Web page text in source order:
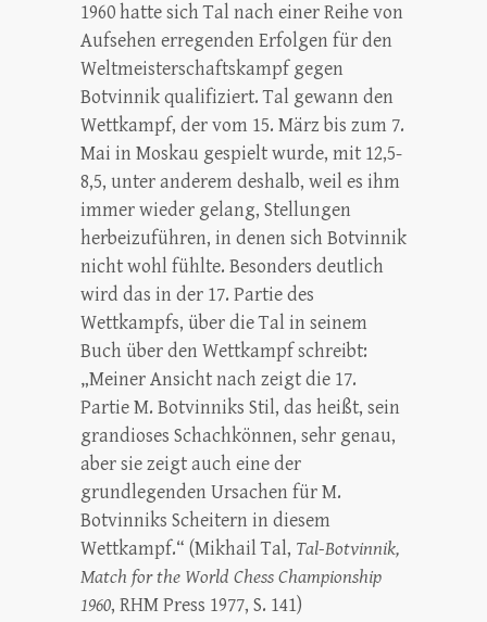
1960 hatte sich Tal nach einer Reihe von
Aufsehen erregenden Erfolgen für den
Weltmeisterschaftskampf gegen
Botvinnik qualifiziert. Tal gewann den
Wettkampf, der vom 15. März bis zum 7.
Mai in Moskau gespielt wurde, mit 12,5-
8,5, unter anderem deshalb, weil es ihm
immer wieder gelang, Stellungen
herbeizuführen, in denen sich Botvinnik
nicht wohl fühlte. Besonders deutlich
wird das in der 17. Partie des
Wettkampfs, über die Tal in seinem
Buch über den Wettkampf schreibt:
„Meiner Ansicht nach zeigt die 17.
Partie M. Botvinniks Stil, das heißt, sein
grandioses Schachkönnen, sehr genau,
aber sie zeigt auch eine der
grundlegenden Ursachen für M.
Botvinniks Scheitern in diesem
Wettkampf.“ (Mikhail Tal, Tal-Botvinnik,
Match for the World Chess Championship
1960, RHM Press 1977, S. 141)